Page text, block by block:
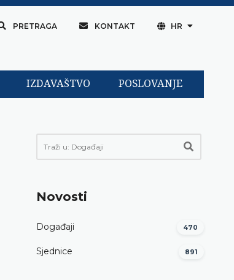
PRETRAGA KONTAKT HR
IZDAVAŠTVO POSLOVANJE
Novosti
Događaji 470
Sjednice 891